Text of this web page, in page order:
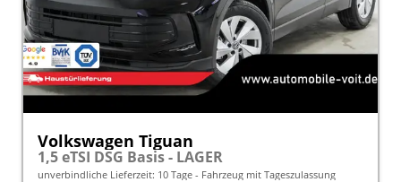
Volkswagen Tiguan
1,5 eTSI DSG Basis - LAGER
unverbindliche Lieferzeit: 10 Tage Fahrzeug mit Tageszulassung